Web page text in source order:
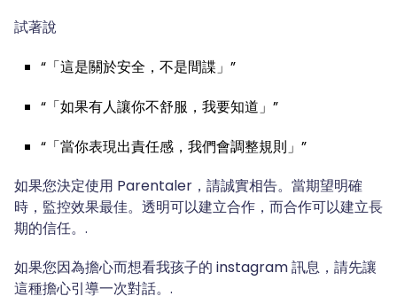
試著說
“「這是關於安全，不是間諜」”
“「如果有人讓你不舒服，我要知道」”
“「當你表現出責任感，我們會調整規則」”
如果您決定使用 Parentaler，請誠實相告。當期望明確
時，監控效果最佳。透明可以建立合作，而合作可以建立長
期的信任。.
如果您因為擔心而想看我孩子的 instagram 訊息，請先讓
這種擔心引導一次對話。.